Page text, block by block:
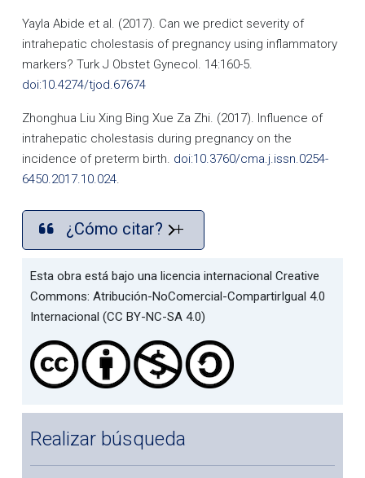
Yayla Abide et al. (2017). Can we predict severity of
intrahepatic cholestasis of pregnancy using inflammatory
markers? Turk J Obstet Gynecol. 14:160-5.
doi:10.4274/tjod.67674
Zhonghua Liu Xing Bing Xue Za Zhi. (2017). Influence of
intrahepatic cholestasis during pregnancy on the
incidence of preterm birth. doi:10.3760/cma.j.issn.0254-
6450.2017.10.024.
¿Cómo citar?
Esta obra está bajo una licencia internacional Creative
Commons: Atribución-NoComercial-CompartirIgual 4.0
Internacional (CC BY-NC-SA 4.0)
Realizar búsqueda